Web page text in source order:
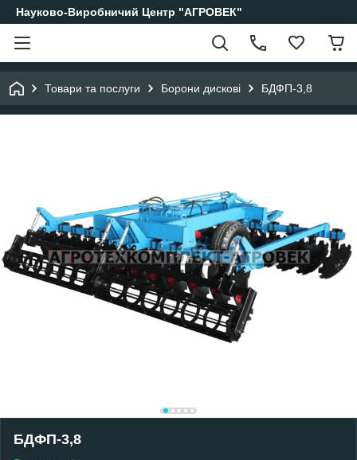
Науково-Виробничий Центр "АГРОВЕК"
Товари та послуги Борони дискові БДФП-3,8
БДФП-3,8